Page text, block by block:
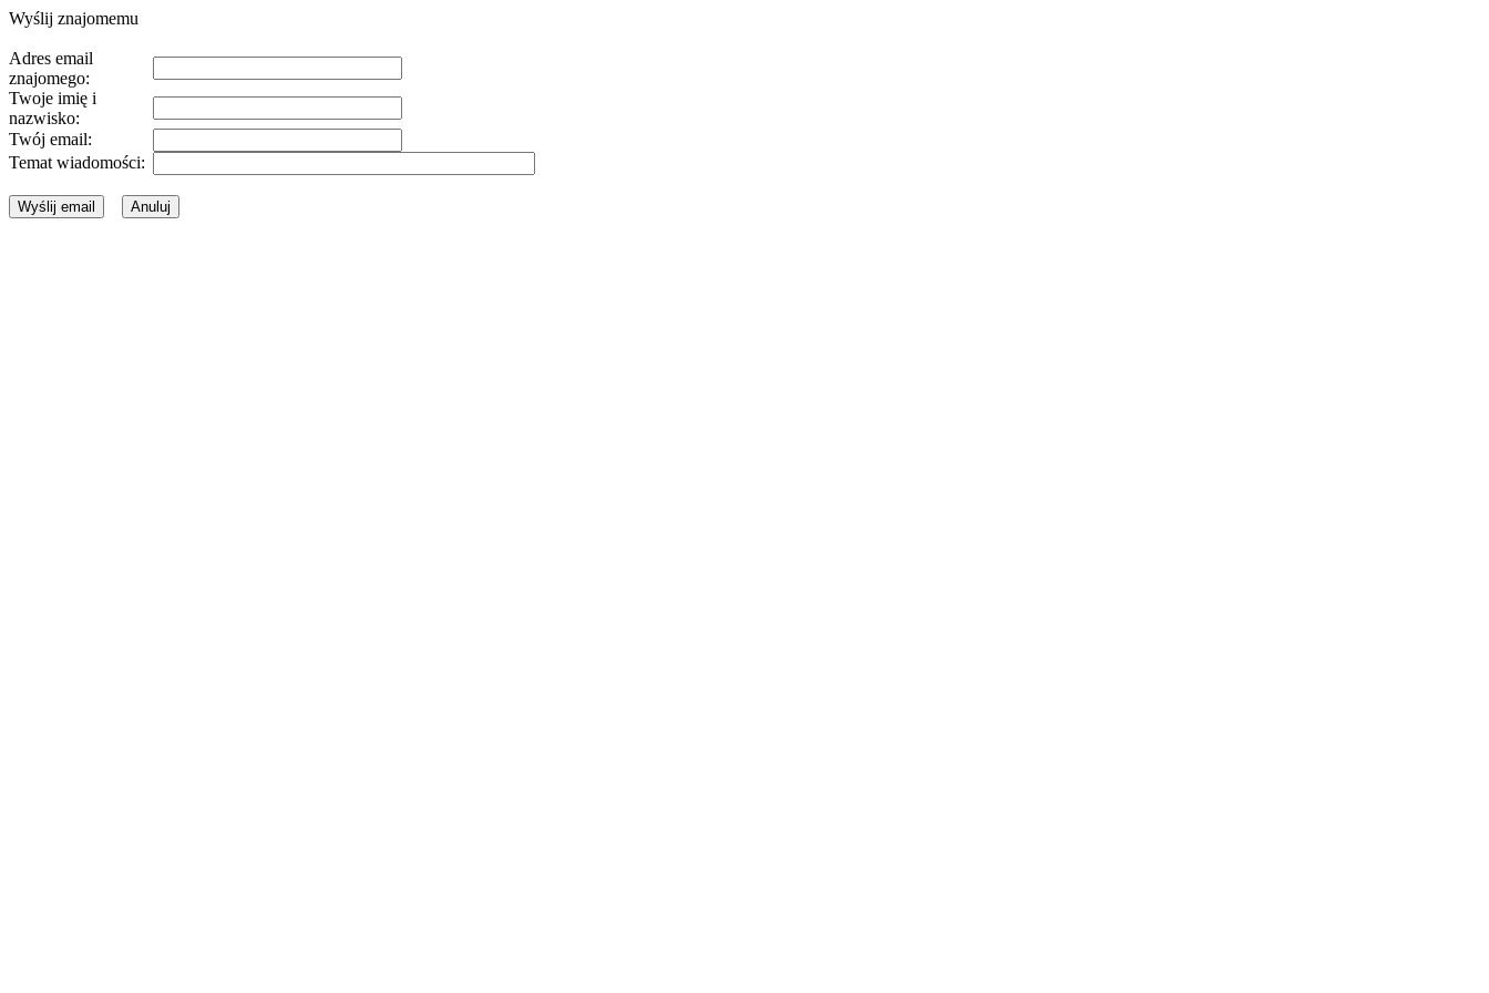
Wyślij znajomemu
Adres email
znajomego:
Twoje imię i
nazwisko:
Twój email:
Temat wiadomości: